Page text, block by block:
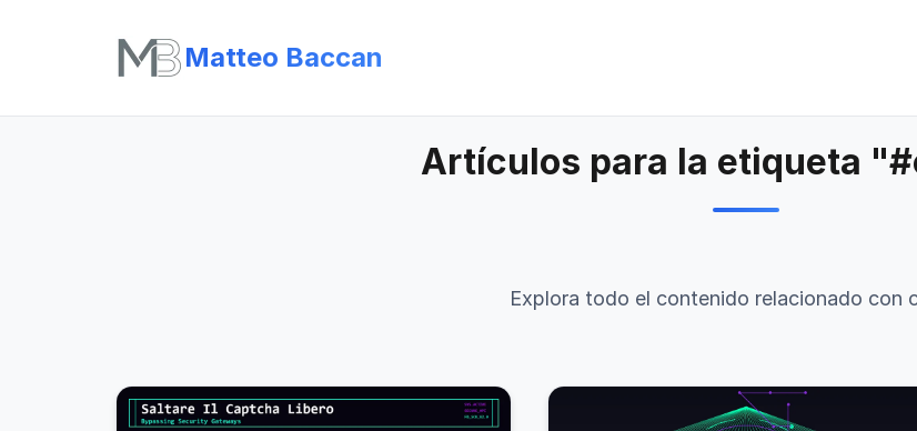
Matteo Baccan
Artículos para la etiqueta
Explora todo el contenido relacionado con